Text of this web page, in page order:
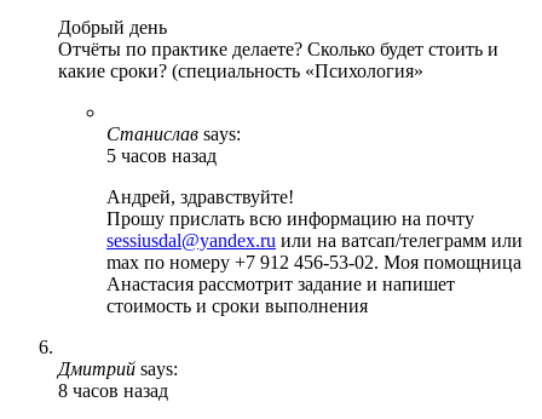
Добрый день
Отчёты по практике делаете? Сколько будет стоить и
какие сроки? (специальность «Психология»
Станислав says:
5 часов назад
Андрей, здравствуйте!
Прошу прислать всю информацию на почту
sessiusdal@yandex.ru или на ватсап/телеграмм или
max по номеру +7 912 456-53-02. Моя помощница
Анастасия рассмотрит задание и напишет
стоимость и сроки выполнения
Дмитрий says:
8 часов назад